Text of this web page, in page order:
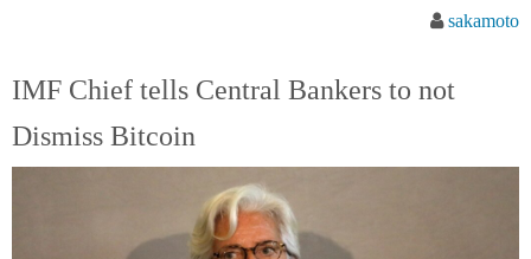
sakamoto
IMF Chief tells Central Bankers to not
Dismiss Bitcoin